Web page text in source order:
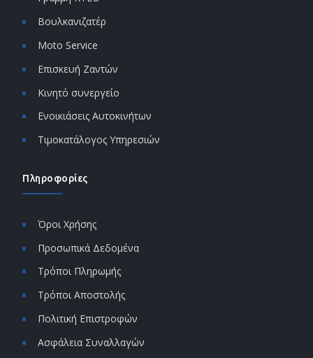
Βουλκανιζατέρ
Moto Service
Επισκευή Ζαντών
Κινητό συνεργείο
Ενοικιάσεις Αυτοκινήτων
Τιμοκατάλογος Υπηρεσιών
Πληροφορίες
Όροι Χρήσης
Προσωπικά Δεδομένα
Τρόποι Πληρωμής
Τρόποι Αποστολής
Πολιτική Επιστροφών
Ασφάλεια Συναλλαγών